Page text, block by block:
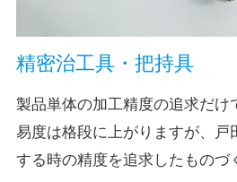
精密治工具・把持具
製品単体の加工精度の追求だけ
易度は格段に上がりますが、戸
する時の精度を追求したものづ